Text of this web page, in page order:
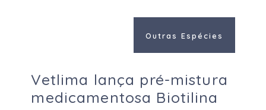
Outras Espécies
Vetlima lança pré-mistura
medicamentosa Biotilina